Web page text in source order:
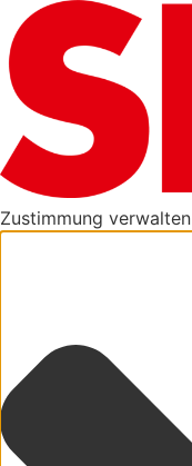
Zustimmung verwalten